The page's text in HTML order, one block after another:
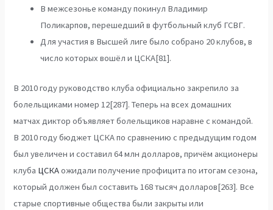
В межсезонье команду покинул Владимир
Поликарпов, перешедший в футбольный клуб ГСВГ.
Для участия в Высшей лиге было собрано 20 клубов, в
число которых вошёл и ЦСКА[81].
В 2010 году руководство клуба официально закрепило за
болельщиками номер 12[287]. Теперь на всех домашних
матчах диктор объявляет болельщиков наравне с командой.
В 2010 году бюджет ЦСКА по сравнению с предыдущим годом
был увеличен и составил 64 млн долларов, причём акционеры
клуба ЦСКАожидали получение профицита по итогам сезона,
который должен был составить 168 тысяч долларов[263]. Все
старые спортивные общества были закрыты или